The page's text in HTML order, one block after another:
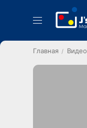
Главная Видео